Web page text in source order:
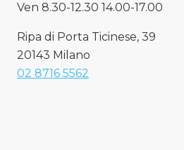
Ven 8.30-12.30 14.00-17.00
Ripa di Porta Ticinese, 39
20143 Milano
02 8716 5562